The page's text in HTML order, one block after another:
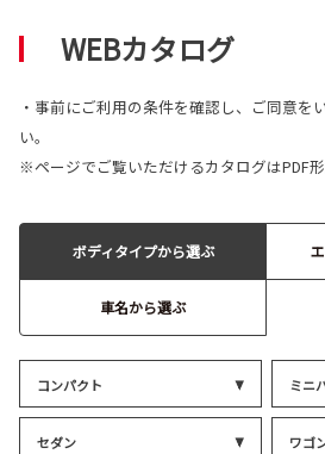
WEBカタログ
・事前にご利用の条件を確認し、ご同意を
い。
※ページでご覧いただけるカタログはPDF形
ボディタイプから選ぶ
車名から選ぶ
コンパクト ミニ
セダン ワゴ